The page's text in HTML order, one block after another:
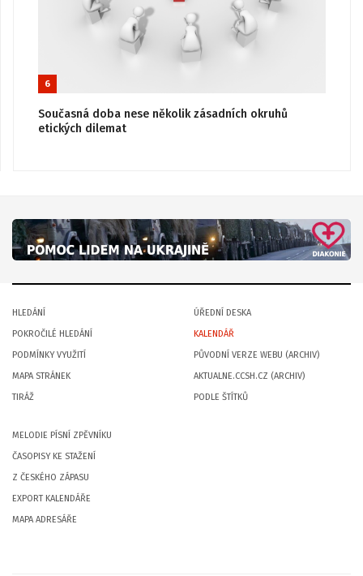
6
Současná doba nese několik zásadních okruhů
etických dilemat
HLEDÁNÍ
POKROČILÉ HLEDÁNÍ
PODMÍNKY VYUŽITÍ
MAPA STRÁNEK
TIRÁŽ
ÚŘEDNÍ DESKA
KALENDÁŘ
PŮVODNÍ VERZE WEBU (ARCHIV)
AKTUALNE.CCSH.CZ (ARCHIV)
PODLE ŠTÍTKŮ
MELODIE PÍSNÍ ZPĚVNÍKU
ČASOPISY KE STAŽENÍ
Z ČESKÉHO ZÁPASU
EXPORT KALENDÁŘE
MAPA ADRESÁŘE